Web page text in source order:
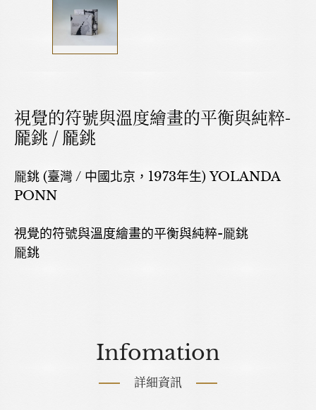
視覺的符號與溫度繪畫的平衡與純粹-
龎銚 / 龎銚
龎銚 (臺灣 / 中國北京，1973年生) YOLANDA
PONN
視覺的符號與溫度繪畫的平衡與純粹-龎銚
龎銚
Infomation
詳細資訊